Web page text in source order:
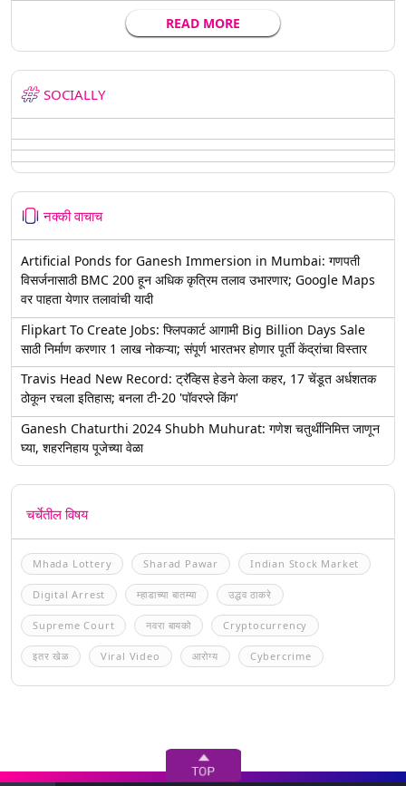
READ MORE
SOCIALLY
नक्की वाचाच
Artificial Ponds for Ganesh Immersion in Mumbai: गणपती
विसर्जनासाठी BMC 200 हून अधिक कृत्रिम तलाव उभारणार; Google Maps
वर पाहता येणार तलावांची यादी
Flipkart To Create Jobs: फ्लिपकार्ट आगामी Big Billion Days Sale
साठी निर्माण करणार 1 लाख नोकऱ्या; संपूर्ण भारतभर होणार पूर्ती केंद्रांचा विस्तार
Travis Head New Record: ट्रॅव्हिस हेडने केला कहर, 17 चेंडूत अर्धशतक
ठोकून रचला इतिहास; बनला टी-20 'पॉवरप्ले किंग'
Ganesh Chaturthi 2024 Shubh Muhurat: गणेश चतुर्थीनिमित्त जाणून
घ्या, शहरनिहाय पूजेच्या वेळा
चर्चेतील विषय
Mhada Lottery Sharad Pawar Indian Stock Market
Digital Arrest म्हाडाच्या बातम्या उद्धव ठाकरे
Supreme Court नवरा बायको Cryptocurrency
इतर खेळ Viral Video आरोग्य Cybercrime